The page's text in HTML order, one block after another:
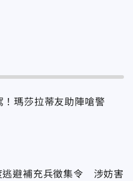
！瑪莎拉蒂友助陣嗆警
逃避補充兵徵集令 涉妨害